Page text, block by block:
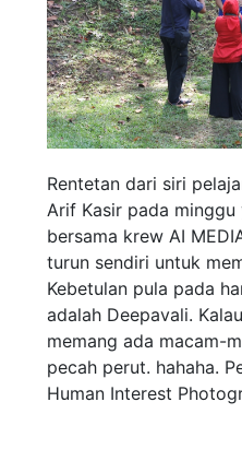
Rentetan dari siri
Arif Kasir pada minggu
bersama krew AI
turun sendiri untuk
Kebetulan pula pada
adalah Deepavali.
memang ada macam-
pecah perut. hahaha.
Human Interest